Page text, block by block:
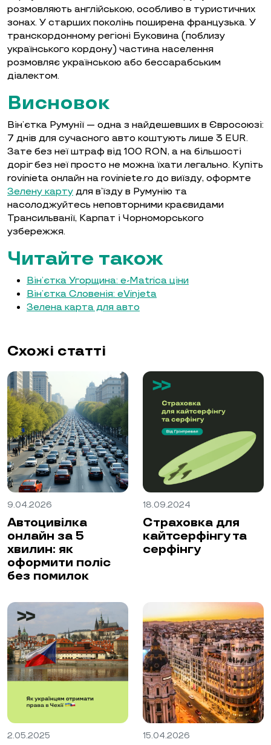
розмовляють англійською, особливо в туристичних
зонах. У старших поколінь поширена французька. У
транскордонному регіоні Буковина (поблизу
українського кордону) частина населення
розмовляє українською або бессарабським
діалектом.
Висновок
Він’єтка Румунії — одна з найдешевших в Євросоюзі:
7 днів для сучасного авто коштують лише 3 EUR.
Зате без неї штраф від 100 RON, а на більшості
доріг без неї просто не можна їхати легально. Купіть
rovinieta онлайн на roviniete.ro до виїзду, оформте
Зелену карту для в’їзду в Румунію та
насолоджуйтесь неповторними краєвидами
Трансильванії, Карпат і Чорноморського
узбережжя.
Читайте також
Він’єтка Угорщина: e-Matrica ціни
Він’єтка Словенія: eVinjeta
Зелена карта для авто
Схожі статті
9.04.2026
Автоцивілка
онлайн за 5
хвилин: як
оформити поліс
без помилок
18.09.2024
Страховка для
кайтсерфінгу та
серфінгу
2.05.2025 15.04.2026